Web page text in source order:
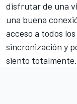
disfrutar de una
una buena
acceso a todos
sincronización y
siento